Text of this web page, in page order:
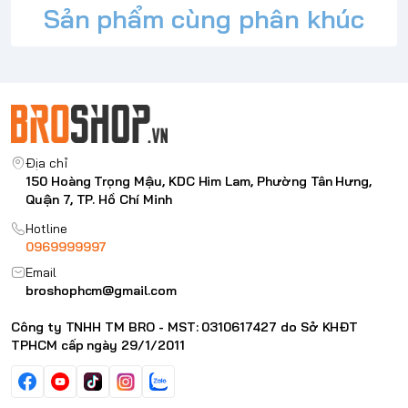
Đã được kiểm tra lau chùi đạt chuẩn y tế
Tương thích với MacBook Air 15" (M2/M3) (2023-2024)
Bảo hành: 12 Tháng.
Trọn bộ: Nguyên hộp.
Sản phẩm cùng phân khúc
Địa chỉ
150 Hoàng Trọng Mậu, KDC Him Lam, Phường Tân Hưng,
Quận 7, TP. Hồ Chí Minh
Hotline
0969999997
Email
broshophcm@gmail.com
Công ty TNHH TM BRO - MST: 0310617427 do Sở KHĐT
TPHCM cấp ngày 29/1/2011